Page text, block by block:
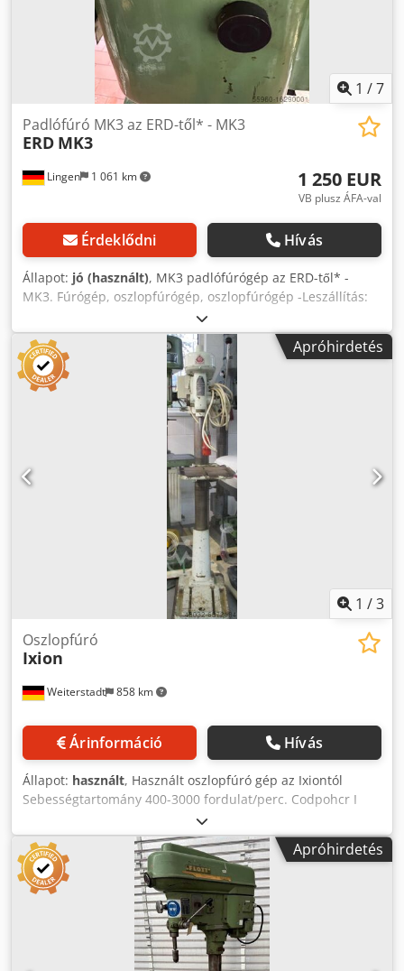
1 /7
Lingen 1 061 km
Padlófúró MK3 az ERD-től* - MK3
ERD MK3
1 250 EUR
VB plusz ÁFA-val
Érdeklődni Hívás
Állapot: jó (használt), MK3 padlófúrógép az ERD-től* -
MK3. Fúrógép, oszlopfúrógép, oszlopfúrógép -Leszállítás:
megtekintett állapotban -Motor: HEW 0,8 kW -Asztalméret:
Ø 355 mm -Orsótartó: MK3 -Mozgástávolság: 500 mm -
Kilendítés: 300 mm -Oszlopok: Ø 110 mm -Osó löket: 150
mm -Átvitel via: Méretek: 850/500/H1850 mm -Súly: 294 kg
Állapot: használt Csdpetvfhvofx Ahcerf
Apróhirdetés
1 /3
Weiterstadt 858 km
Oszlopfúró
Ixion
Árinformáció Hívás
Állapot: használt, Használt oszlopfúró gép az Ixiontól
Sebességtartomány 400-3000 fordulat/perc. Codpohcr I
Esfx Ahcorf Mk2 tartó Fúrási kapacitás max. 18 mm-ig
Apróhirdetés